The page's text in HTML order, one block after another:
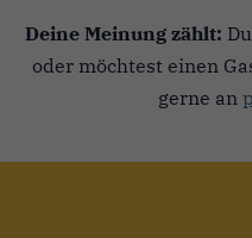
Deine Meinung zählt:
oder möchtest einen
gerne an